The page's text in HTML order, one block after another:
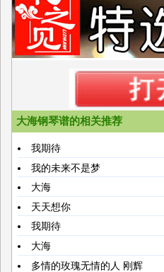
大海钢琴谱的相关推荐
我期待
我的未来不是梦
大海
天天想你
我期待
大海
多情的玫瑰无情的人 刚辉